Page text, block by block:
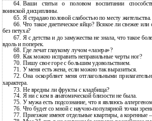
64. Ваши статьи о половом воспитании
воинской дисциплины.
65. Я страдаю половой слабостью по месту жительства.
66. Что такое диетическое яйцо? Всякое ли свежее или
без петуха?
67. Я с детства и до замужества не знала, что такое
вдоль и поперек.
68. Где лечат глаукому лучом «лазера»?
69. Как можно исправить неправильные черты ног?
70. Пишу свое горе с большим удовольствием.
71. У меня есть жена, если можно так выразиться.
72. Она оскорбляет меня отглагольными
характера.
73. Не вредны ли фрукты с кладбища?
74. Я ни с кем в анатомической близости не была.
75. У мужа есть подсознание, что я являюсь
76. Что будет со мной с научно-популярной точки
77. Приезжие имеют отдельные квартиры, а коренные